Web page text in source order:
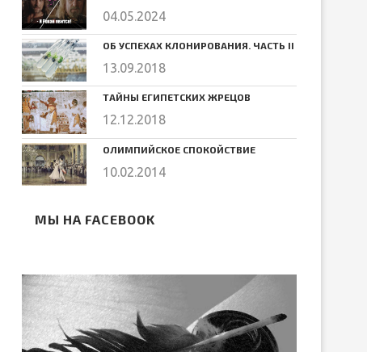
04.05.2024
ОБ УСПЕХАХ КЛОНИРОВАНИЯ. ЧАСТЬ II
13.09.2018
ТАЙНЫ ЕГИПЕТСКИХ ЖРЕЦОВ
12.12.2018
ОЛИМПИЙСКОЕ СПОКОЙСТВИЕ
10.02.2014
МЫ НА FACEBOOK